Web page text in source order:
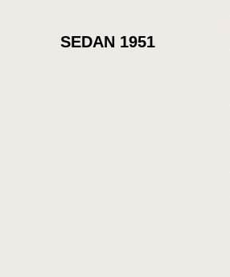
SEDAN 1951